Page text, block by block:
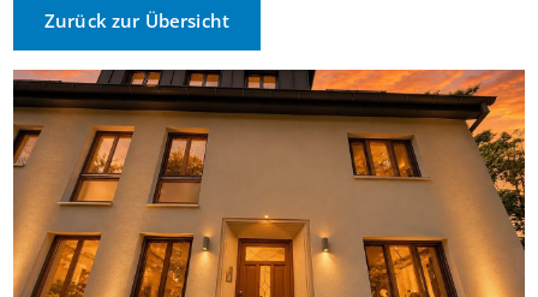
Zurück zur Übersicht